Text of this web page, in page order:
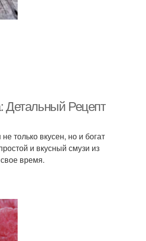
Детальный Рецепт
только вкусен, но и богат
и вкусный смузи из
время.